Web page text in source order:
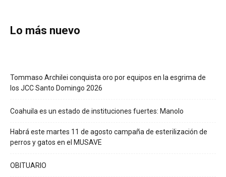
Lo más nuevo
Tommaso Archilei conquista oro por equipos en la esgrima de
los JCC Santo Domingo 2026
Coahuila es un estado de instituciones fuertes: Manolo
Habrá este martes 11 de agosto campaña de esterilización de
perros y gatos en el MUSAVE
OBITUARIO